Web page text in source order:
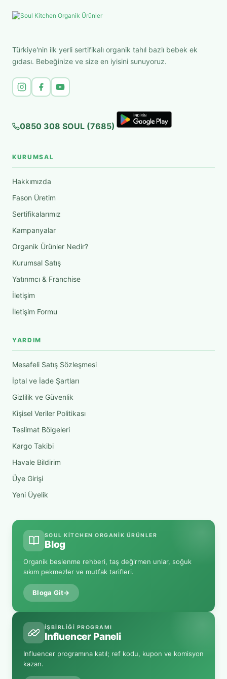
Türkiye'nin ilk yerli sertifikalı organik tahıl bazlı bebek ek
gıdası. Bebeğinize ve size en iyisini sunuyoruz.
0850 308 SOUL (7685)
KURUMSAL
Hakkımızda
Fason Üretim
Sertifikalarımız
Kampanyalar
Organik Ürünler Nedir?
Kurumsal Satış
Yatırımcı & Franchise
İletişim
İletişim Formu
YARDIM
Mesafeli Satış Sözleşmesi
İptal ve İade Şartları
Gizlilik ve Güvenlik
Kişisel Veriler Politikası
Teslimat Bölgeleri
Kargo Takibi
Havale Bildirim
Üye Girişi
Yeni Üyelik
SOUL KITCHEN ORGANIK ÜRÜNLER
Blog
Organik beslenme rehberi, taş değirmen unlar, soğuk
sıkım pekmezler ve mutfak tarifleri.
Bloga Git→
İŞBIRLIĞI PROGRAMI
Influencer Paneli
Influencer programına katıl; ref kodu, kupon ve komisyon
kazan.